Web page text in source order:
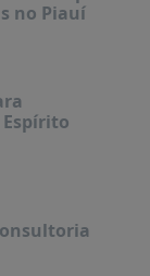
no Piauí